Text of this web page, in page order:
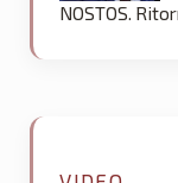
NOSTOS.